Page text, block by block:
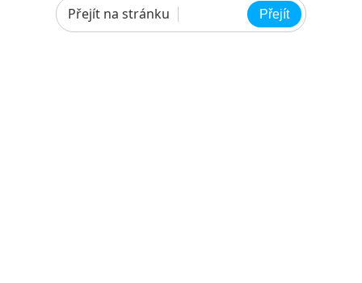
Přejít na stránku Přejít